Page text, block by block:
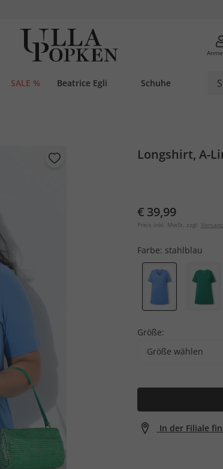
SALE % Beatrice Egli Schuhe
Longshirt, A-
€ 39,99
Preis inkl. MwSt. zzgl.
Farbe: stahlblau
Größe:
Größe wählen
In der Filiale